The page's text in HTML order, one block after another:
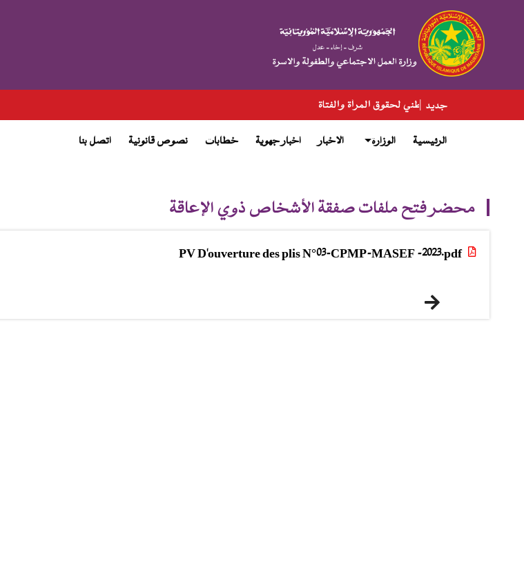
الرئيسية الوزارة الاخبار اخبار جهوية خطابات نصوص قانونية اتصل بنا
جديدالمرأة والفتاة
محضر فتح ملفات صفقة الأشخاص ذوي الإعاقة
PV D'ouverture des plis N°03-CPMP-MASEF -2023.pdf